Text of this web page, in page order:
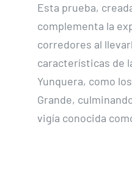
Esta prueba,
complementa la
corredores al
características de
Yunquera, como
Grande,
vigía conocida